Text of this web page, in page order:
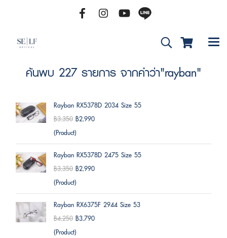
ค้นพบ 227 รายการ จากคำว่า"rayban"
Rayban RX5378D 2034 Size 55
฿3,350 ฿2,990
(Product)
Rayban RX5378D 2475 Size 55
฿3,350 ฿2,990
(Product)
Rayban RX6375F 2944 Size 53
฿4,250 ฿3,790
(Product)